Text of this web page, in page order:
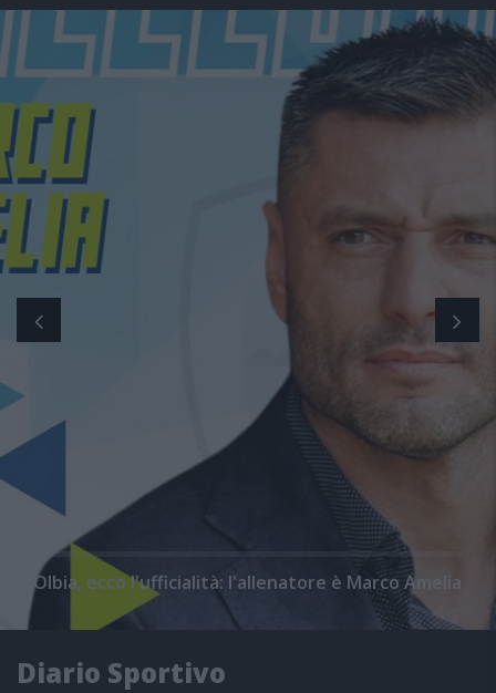
Olbia, ecco l'ufficialità: l'allenatore è Marco Amelia
Diario Sportivo